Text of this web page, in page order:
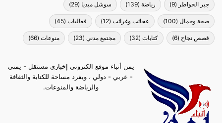
جبر الخواطر (9) رياضة (139) سوشل ميديا (29)
صحة وجمال (100) عجائب وغرائب (12) فعاليات (45)
قصص نجاح (6) كتابات (32) مجتمع مدني (23) منوعات (66)
يمن أنباء موقع الكتروني إخباري مستقل - يمني
- عربي - دولي ، ويفرد مساحة للكتابة والثقافة
والرياضة والمنوعات.